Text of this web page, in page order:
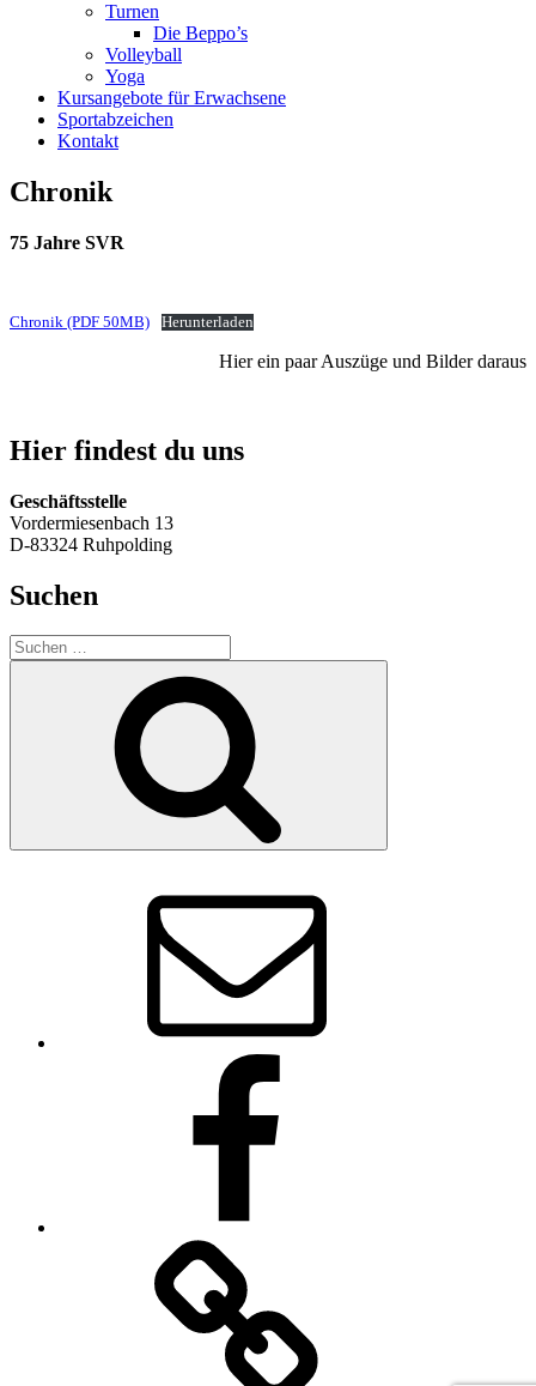
Turnen
Die Beppo’s
Volleyball
Yoga
Kursangebote für Erwachsene
Sportabzeichen
Kontakt
Chronik
75 Jahre SVR
Chronik (PDF 50MB) Herunterladen
Hier ein paar Auszüge und Bilder daraus
Hier findest du uns
Geschäftsstelle
Vordermiesenbach 13
D-83324 Ruhpolding
Suchen
Suche
nach: